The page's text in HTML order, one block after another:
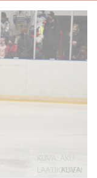
KUVA:
KUVA: AKU
LAATIKAINEN